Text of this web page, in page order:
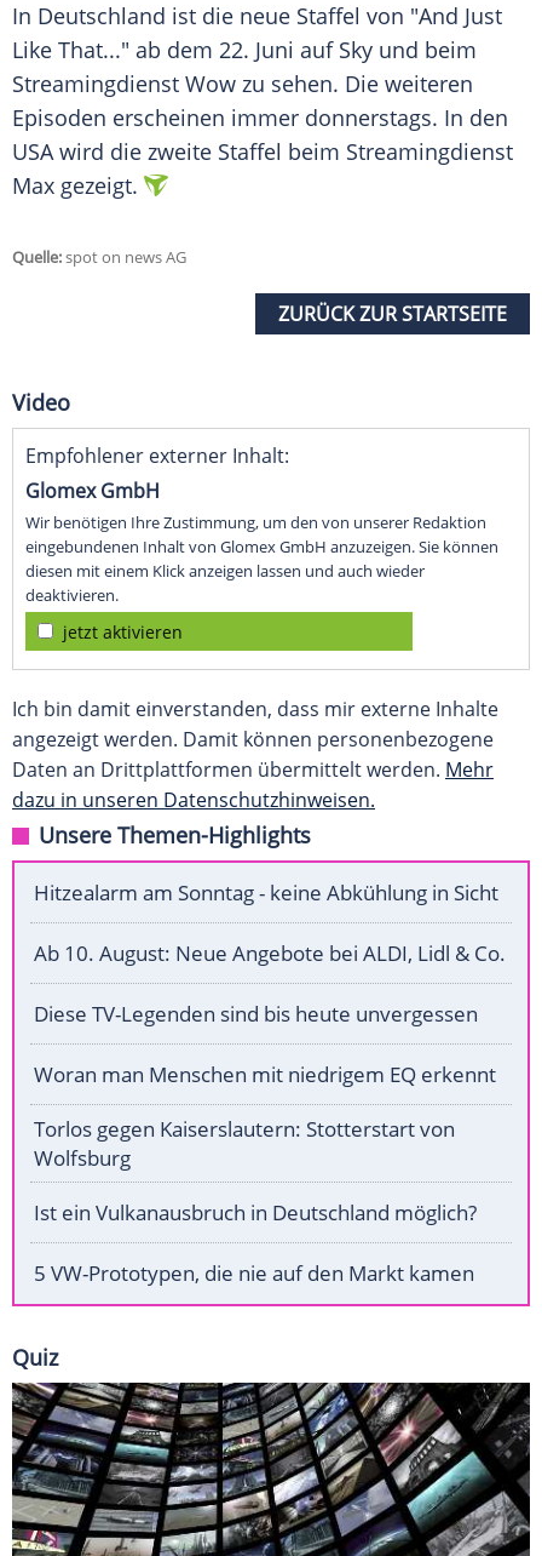
In Deutschland ist die neue Staffel von "And Just
Like That..." ab dem 22. Juni auf Sky und beim
Streamingdienst Wow zu sehen. Die weiteren
Episoden erscheinen immer donnerstags. In den
USA wird die zweite Staffel beim Streamingdienst
Max gezeigt.
Quelle:spot on news AG
ZURÜCK ZUR STARTSEITE
Video
Empfohlener externer Inhalt:
Glomex GmbH
Wir benötigen Ihre Zustimmung, um den von unserer Redaktion
eingebundenen Inhalt von Glomex GmbH anzuzeigen. Sie können
diesen mit einem Klick anzeigen lassen und auch wieder
deaktivieren.
jetzt aktivieren
Ich bin damit einverstanden, dass mir externe Inhalte
angezeigt werden. Damit können personenbezogene
Daten an Drittplattformen übermittelt werden. Mehr
dazu in unseren Datenschutzhinweisen.
Unsere Themen-Highlights
Hitzealarm am Sonntag - keine Abkühlung in Sicht
Ab 10. August: Neue Angebote bei ALDI, Lidl & Co.
Diese TV-Legenden sind bis heute unvergessen
Woran man Menschen mit niedrigem EQ erkennt
Torlos gegen Kaiserslautern: Stotterstart von
Wolfsburg
Ist ein Vulkanausbruch in Deutschland möglich?
5 VW-Prototypen, die nie auf den Markt kamen
Quiz